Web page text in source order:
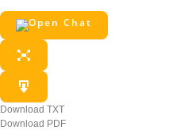
Download TXT
Download PDF